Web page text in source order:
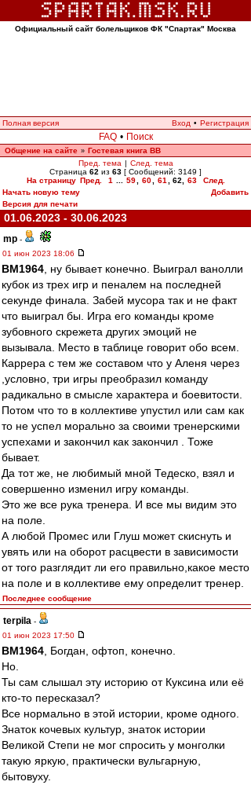
Официальный сайт болельщиков ФК "Спартак" Москва
Полная версия Вход • Регистрация
FAQ • Поиск
Общение на сайте » Гостевая книга ВВ
Пред. тема | След. тема
Страница 62 из 63 [ Сообщений: 3149 ]
На страницу Пред. 1 59 60 61 62 63
След.
Начать новую тему
Добавить
Версия для печати
01.06.2023 - 30.06.2023
mp -
01 июн 2023 18:06
BM1964 , ну бывает конечно. Выиграл ванолли
кубок из трех игр и пеналем на последней
секунде финала. Забей мусора так и не факт
что выиграл бы. Игра его команды кроме
зубовного скрежета других эмоций не
вызывала. Место в таблице говорит обо всем.
Каррера с тем же составом что у Аленя через
,условно, три игры преобразил команду
радикально в смысле характера и боевитости.
Потом что то в коллективе упустил или сам как
то не успел морально за своими тренерскими
успехами и закончил как закончил . Тоже
бывает.
Да тот же, не любимый мной Тедеско, взял и
совершенно изменил игру команды.
Это же все рука тренера. И все мы видим это
на поле.
А любой Промес или Глуш может скиснуть и
увять или на оборот расцвести в зависимости
от того разглядит ли его правильно,какое место
на поле и в коллективе ему определит тренер.
Последнее сообщение
terpila -
01 июн 2023 17:50
BM1964 , Богдан, офтоп, конечно.
Но.
Ты сам слышал эту историю от Куксина или её
кто-то пересказал?
Все нормально в этой истории, кроме одного.
Знаток кочевых культур, знаток истории
Великой Степи не мог спросить у монголки
такую яркую, практически вульгарную,
бытовуху.